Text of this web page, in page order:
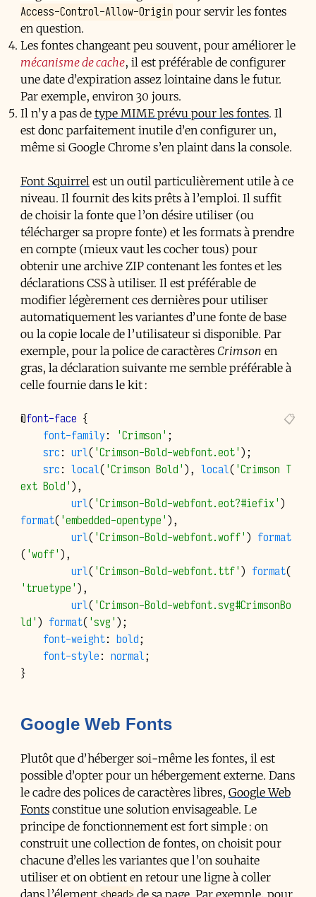
Access-Control-Allow-Origin pour servir les fontes
en question.
Les fontes changeant peu souvent, pour améliorer le
mécanisme de cache, il est préférable de configurer
une date d’expiration assez lointaine dans le futur.
Par exemple, environ 30 jours.
Il n’y a pas de type MIME prévu pour les fontes. Il
est donc parfaitement inutile d’en configurer un,
même si Google Chrome s’en plaint dans la console.
Font Squirrelest un outil particulièrement utile à ce
niveau. Il fournit des kits prêts à l’emploi. Il suffit
de choisir la fonte que l’on désire utiliser (ou
télécharger sa propre fonte) et les formats à prendre
en compte (mieux vaut les cocher tous) pour
obtenir une archive ZIP contenant les fontes et les
déclarations CSSà utiliser. Il est préférable de
modifier légèrement ces dernières pour utiliser
automatiquement les variantes d’une fonte de base
ou la copie locale de l’utilisateur si disponible. Par
exemple, pour la police de caractères Crimson en
gras, la déclaration suivante me semble préférable à
celle fournie dans le kit :
@font-face {
font-family: 'Crimson' ;
src: url('Crimson-Bold-webfont.eot');
src: local('Crimson Bold'), local('Crimson T
ext Bold'),
url('Crimson-Bold-webfont.eot?#iefix')
format('embedded-opentype'),
url('Crimson-Bold-webfont.woff') format
('woff'),
url('Crimson-Bold-webfont.ttf') format(
'truetype'),
url('Crimson-Bold-webfont.svg#CrimsonBo
ld') format('svg');
font-weight: bold;
font-style: normal;
}
Google Web Fonts
Plutôt que d’héberger soi-même les fontes, il est
possible d’opter pour un hébergement externe. Dans
le cadre des polices de caractères libres, Google Web
Fontsconstitue une solution envisageable. Le
principe de fonctionnement est fort simple : on
construit une collection de fontes, on choisit pour
chacune d’elles les variantes que l’on souhaite
utiliser et on obtient en retour une ligne à coller
dans l’élement
de sa page. Par exemple, pour